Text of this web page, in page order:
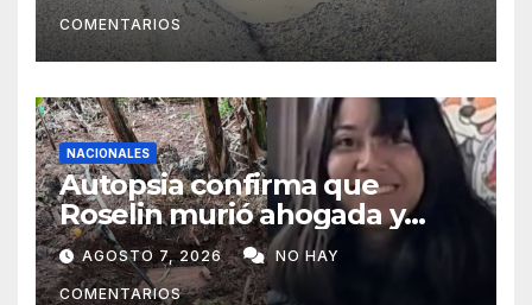
COMENTARIOS
NACIONALES
Autopsia confirma que
Roselin murió ahogada y
luego sufrió una violenta
mutilación
AGOSTO 7, 2026 NO HAY
COMENTARIOS